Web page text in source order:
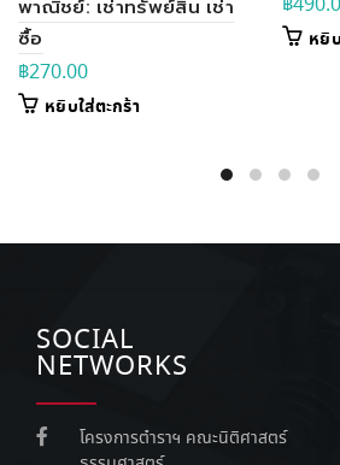
พาณิชย์: เช่าทรัพย์สิน เช่า
ซื้อ
฿270.00
หยิบใส่ตะกร้า
฿
หยิ
SOCIAL
NETWORKS
โครงการตำราฯ คณะนิติศาสตร์